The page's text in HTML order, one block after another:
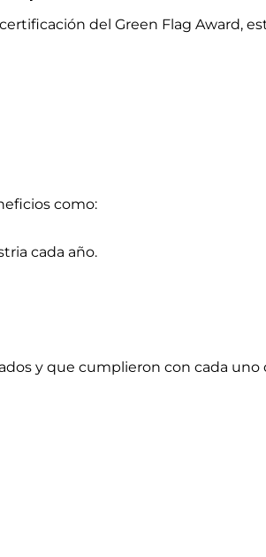
del Green Flag Award,
como:
cada año.
y que cumplieron con cada